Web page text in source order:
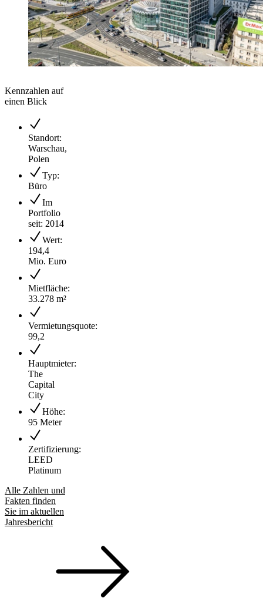
Kennzahlen auf
einen Blick
Standort:
Warschau,
Polen
Typ:
Büro
Im
Portfolio
seit: 2014
Wert:
194,4
Mio. Euro
Mietfläche:
33.278 m²
Vermietungsquote:
99,2
Hauptmieter:
The
Capital
City
Höhe:
95 Meter
Zertifizierung:
LEED
Platinum
Alle Zahlen und
Fakten finden
Sie im aktuellen
Jahresbericht